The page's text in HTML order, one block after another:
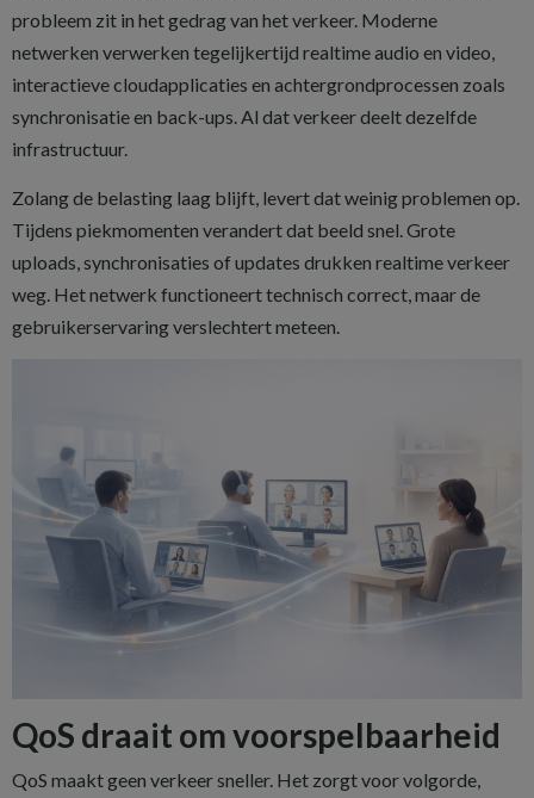
probleem zit in het gedrag van het verkeer. Moderne
netwerken verwerken tegelijkertijd realtime audio en video,
interactieve cloudapplicaties en achtergrondprocessen zoals
synchronisatie en back-ups. Al dat verkeer deelt dezelfde
infrastructuur.
Zolang de belasting laag blijft, levert dat weinig problemen op.
Tijdens piekmomenten verandert dat beeld snel. Grote
uploads, synchronisaties of updates drukken realtime verkeer
weg. Het netwerk functioneert technisch correct, maar de
gebruikerservaring verslechtert meteen.
QoS draait om voorspelbaarheid
QoS maakt geen verkeer sneller. Het zorgt voor volgorde,